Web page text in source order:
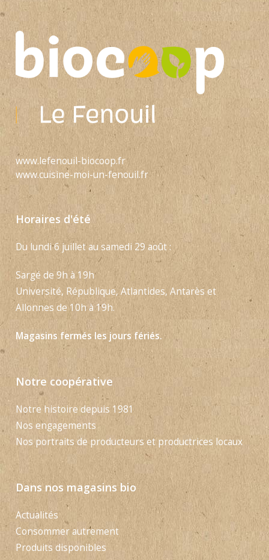
www.lefenouil-biocoop.fr
www.cuisine-moi-un-fenouil.fr
Horaires d'été
Du lundi 6 juillet au samedi 29 août :
Sargé de 9h à 19h
Université, République, Atlantides, Antarès et
Allonnes de 10h à 19h.
Magasins fermés les jours fériés.
Notre coopérative
Notre histoire depuis 1981
Nos engagements
Nos portraits de producteurs et productrices locaux
Dans nos magasins bio
Actualités
Consommer autrement
Produits disponibles